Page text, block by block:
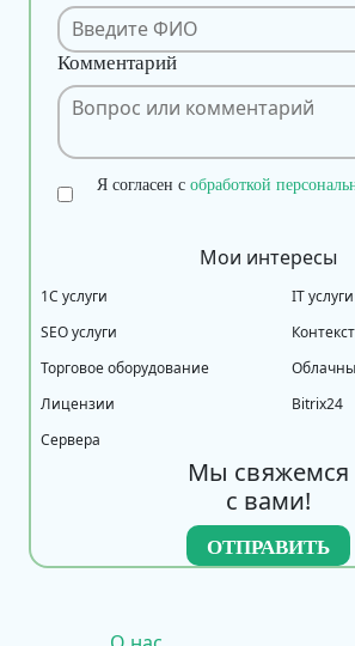
Комментарий
Я согласен с обработкой
Мои интересы
1С услуги
IT услуги
SEO услуги
Торговое оборудование
Лицензии
Bitrix24
Сервера
Мы свяжемся
с вами!